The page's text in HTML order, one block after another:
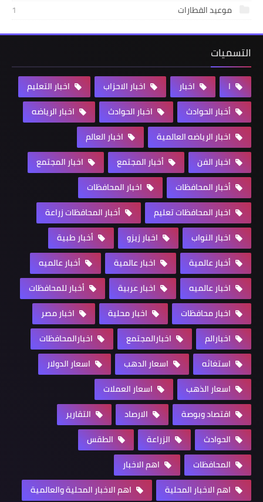
موعيد القطارات
1
التسميات
ا اخبار اخبار الاحزاب
اخبار التعليم
أخبار الحوادث
اخبار الحوادث
اخبار الرياضه
اخبار الرياضه العالمية
اخبار العالم
اخبار الفن
أخبار المجتمع
اخبار المجتمع
أخبار المحافظات
اخبار المحافظات
اخبار المحافظات تعليم
أخبار المحافظات زراعة
اخبار النواب
اخبار زيزو
أخبار طبية
أخبار عالمية
اخبار عالمية
أخبار عالميه
اخبار عالميه
اخبار عربية
أخبار للمحافظات
اخبار محافظات
اخبار محلية
اخبار مصر
اخبارالم
اخبارالمجتمع
اخبارالمحافظات
استغاثه
اسعار الدهب
اسعار الدولار
اسعار الذهب
اسعار العملات
اقتصاد وبوصة
الارصاد
التقارير
الحوادث
الزراعة
الطقس
المحافظات
اهم الاخبار
اهم الاخبار المحلية
اهم الاخبار المحلية والعالمية